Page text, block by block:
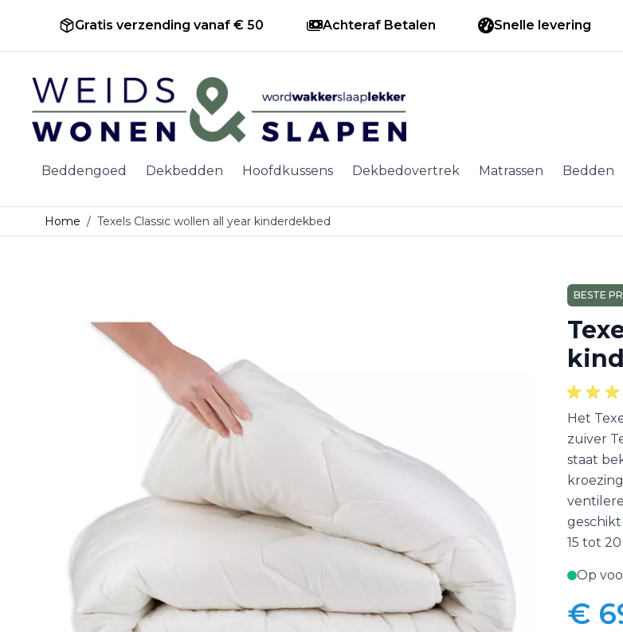
Gratis verzending vanaf € 50 Achteraf Betalen Snelle levering
Ga naar de inhoud
Beddengoed Dekbedden Hoofdkussens Dekbedovertrek Matrassen Bedden
Home / Texels Classic wollen all year kinderdekbed
BESTE
Het
zuiver
staat
15 tot 20
Op
Vanaf:
€